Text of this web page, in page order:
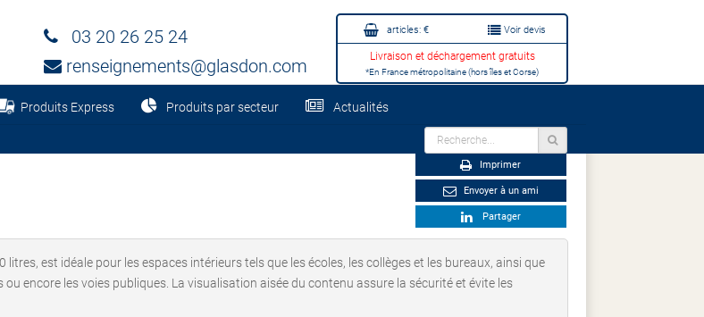
articles: € Voir devis
Livraison et déchargement gratuits
*En France métropolitaine (hors îles et Corse)
03 20 26 25 24
renseignements@glasdon.com
Produits Express Produits par secteur Actualités
Imprimer
Envoyer à un ami
Partager
est idéale pour les espaces intérieurs tels que les écoles, les collèges et les bureaux, ainsi que
encore les voies publiques. La visualisation aisée du contenu assure la sécurité et évite les